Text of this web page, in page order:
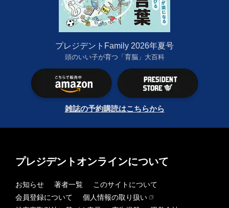
プレジデントFamily 2026年夏号
頭のいい子が育つ「育脳」大百科
雑誌の予約購読はこちらから
プレジデントオンラインについて
お知らせ 著者一覧
このサイトについて
会員登録について
個人情報の取り扱い